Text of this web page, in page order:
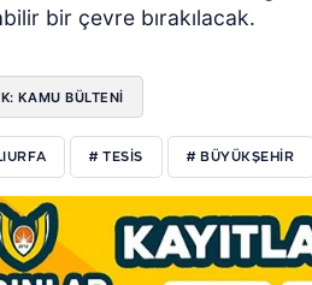
bir çevre bırakılacak.
KAMU BÜLTENİ
# TESIS # BÜYÜKŞEHIR